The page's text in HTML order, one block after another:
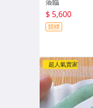
蒞臨
$ 5,600
競標
超人氣賣家